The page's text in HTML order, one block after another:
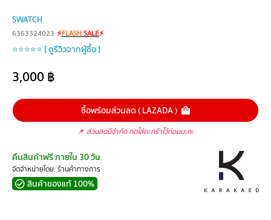
SWATCH
6363324023 ⚡FLASHSALE⚡
⭐⭐⭐⭐⭐ [ ดูรีวิวจากผู้ซื้อ ]
3,000฿
ซื้อพร้อมส่วนลด ( LAZADA )
📌 ส่วนลดมีจำกัด กดใส่ตะกร้าไว้ก่อนนะคะ
คืนสินค้าฟรี ภายใน 30 วัน
จัดจำหน่ายโดย: ร้านค้าทางการ
สินค้าของแท้ 100%